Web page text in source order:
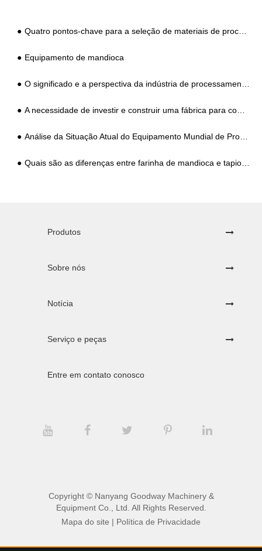
Quatro pontos-chave para a seleção de materiais de processamento de amido de batata-doce
Equipamento de mandioca
O significado e a perspectiva da indústria de processamento de amido de batata-doce
A necessidade de investir e construir uma fábrica para comprar um conjunto completo de equipamentos de processamento de amido de batata-doce
Análise da Situação Atual do Equipamento Mundial de Processamento de Amido de Mandioca
Quais são as diferenças entre farinha de mandioca e tapioca?
Produtos
Sobre nós
Notícia
Serviço e peças
Entre em contato conosco
Copyright © Nanyang Goodway Machinery &
Equipment Co., Ltd. All Rights Reserved.
Mapa do site | Política de Privacidade